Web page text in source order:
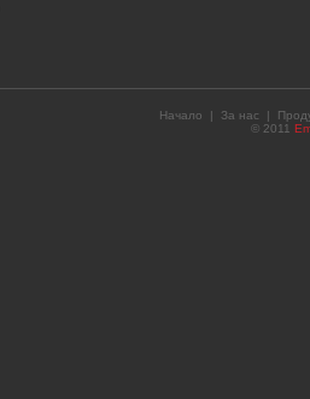
Начало | За нас |
© 2011